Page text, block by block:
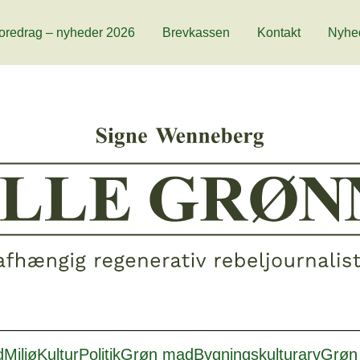
– nyheder 2026 Brevkassen Kontakt
MiljøKulturPolitikGrøn madBygningskulturarvGrøn